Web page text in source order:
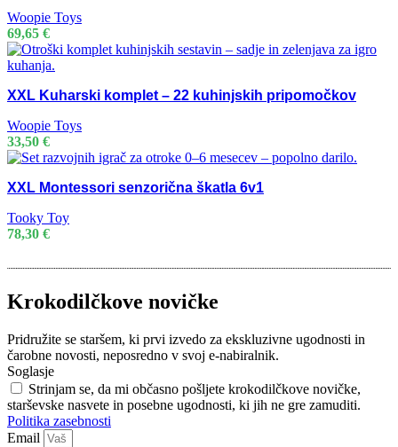
Woopie Toys
69,65 €
XXL Kuharski komplet – 22 kuhinjskih pripomočkov
Woopie Toys
33,50 €
XXL Montessori senzorična škatla 6v1
Tooky Toy
78,30 €
Krokodilčkove novičke
Pridružite se staršem, ki prvi izvedo za ekskluzivne ugodnosti in
čarobne novosti, neposredno v svoj e-nabiralnik.
Soglasje
Strinjam se, da mi občasno pošljete krokodilčkove novičke,
starševske nasvete in posebne ugodnosti, ki jih ne gre zamuditi.
Politika zasebnosti
Email